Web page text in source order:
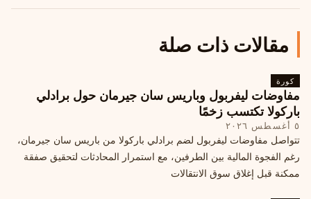
مقالات ذات صلة
كورة
مفاوضات ليفربول وباريس سان جيرمان حول برادلي
باركولا تكتسب زخمًا
٥ أغسطس ٢٠٢٦
تتواصل مفاوضات ليفربول لضم برادلي باركولا من باريس سان جيرمان،
رغم الفجوة المالية بين الطرفين، مع استمرار المحادثات لتحقيق صفقة
ممكنة قبل إغلاق سوق الانتقالات